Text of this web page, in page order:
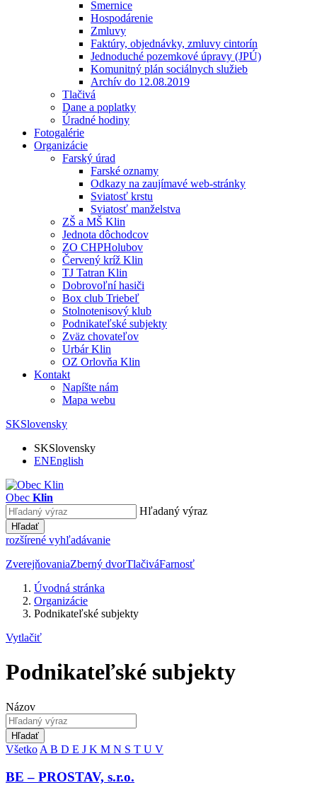
Smernice
Hospodárenie
Zmluvy
Faktúry, objednávky, zmluvy cintorín
Jednoduché pozemkové úpravy (JPÚ)
Komunitný plán sociálnych služieb
Archív do 12.08.2019
Tlačivá
Dane a poplatky
Úradné hodiny
Fotogalérie
Organizácie
Farský úrad
Farské oznamy
Odkazy na zaujímavé web-stránky
Sviatosť krstu
Sviatosť manželstva
ZŠ a MŠ Klin
Jednota dôchodcov
ZO CHPHolubov
Červený kríž Klin
TJ Tatran Klin
Dobrovoľní hasiči
Box club Triebeľ
Stolnotenisový klub
Podnikateľské subjekty
Zväz chovateľov
Urbár Klin
OZ Orlovňa Klin
Kontakt
Napíšte nám
Mapa webu
SKSlovensky
SKSlovensky
ENEnglish
Obec Klin
Hľadaný výraz
Hľadať
rozšírené vyhľadávanie
ZverejňovaniaZberný dvorTlačiváFarnosť
Úvodná stránka
Organizácie
Podnikateľské subjekty
Vytlačiť
Podnikateľské subjekty
Názov
Hľadať
Všetko A B D E J K M N S T U V
BE – PROSTAV, s.r.o.